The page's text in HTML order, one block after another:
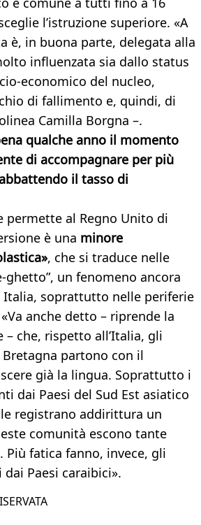
l’istruzione superiore. «A
è, in buona parte, delegata alla
influenzata sia dallo status
economico del nucleo,
di fallimento e, quindi, di
Camilla Borgna –.
qualche anno il momento
di accompagnare per più
il tasso di
permette al Regno Unito di
è una minore
, che si traduce nelle
ghetto”, un fenomeno ancora
soprattutto nelle periferie
anche detto – riprende la
che, rispetto all’Italia, gli
partono con il
già la lingua. Soprattutto i
dai Paesi del Sud Est asiatico
registrano addirittura un
comunità escono tante
Più fatica fanno, invece, gli
Paesi caraibici».